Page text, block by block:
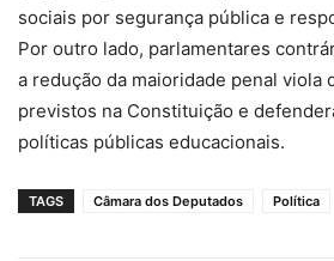
sociais por segurança pública e
Por outro lado, parlamentares
a redução da maioridade penal viola
previstos na Constituição e
políticas públicas educacionais.
TAGS Câmara dos Deputados Política